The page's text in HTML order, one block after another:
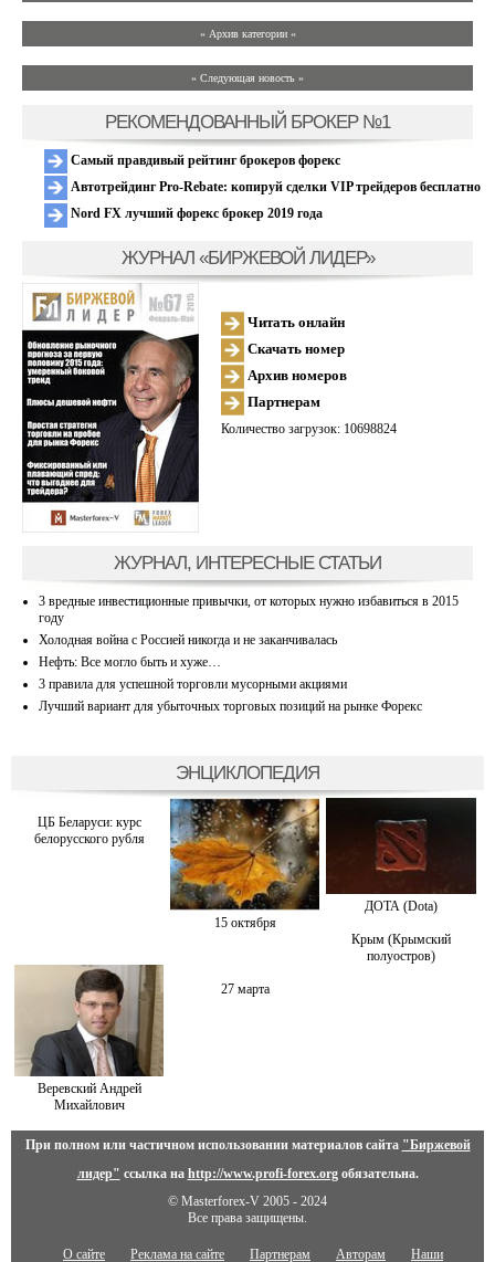
» Архив категории «
» Следующая новость »
РЕКОМЕНДОВАННЫЙ БРОКЕР №1
Самый правдивый рейтинг брокеров форекс
Автотрейдинг Pro-Rebate: копируй сделки VIP трейдеров бесплатно
Nord FX лучший форекс брокер 2019 года
ЖУРНАЛ «БИРЖЕВОЙ ЛИДЕР»
Читать онлайн
Скачать номер
Архив номеров
Партнерам
Количество загрузок: 10698824
ЖУРНАЛ, ИНТЕРЕСНЫЕ СТАТЬИ
3 вредные инвестиционные привычки, от которых нужно избавиться в 2015
году
Холодная война с Россией никогда и не заканчивалась
Нефть: Все могло быть и хуже…
3 правила для успешной торговли мусорными акциями
Лучший вариант для убыточных торговых позиций на рынке Форекс
ЭНЦИКЛОПЕДИЯ
ЦБ Беларуси: курс
белорусского рубля
15 октября
ДОТА (Dota)
Крым (Крымский
полуостров)
Веревский Андрей
Михайлович
27 марта
При полном или частичном использовании материалов сайта "Биржевой
лидер" ссылка на http://www.profi-forex.orgобязательна.
© Masterforex-V 2005 - 2024
Все права защищены.
О сайте Реклама на сайте Партнерам Авторам Наши